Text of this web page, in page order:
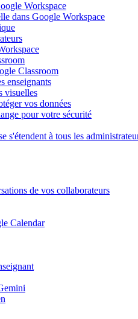
Workspace
dans Google Workspace
Classroom
enseignants
visuelles
vos données
pour votre sécurité
s'étendent à tous les
de vos collaborateurs
Calendar